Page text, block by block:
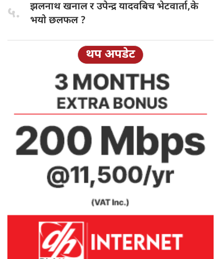
५. झलनाथ खनालर उपेन्द्र यादवबिच भेटवार्ता,के
भयाे छलफल ?
थप अपडेट